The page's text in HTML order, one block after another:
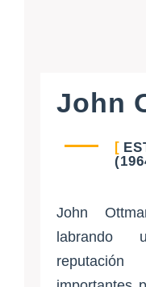
John
John
labrando
reputación